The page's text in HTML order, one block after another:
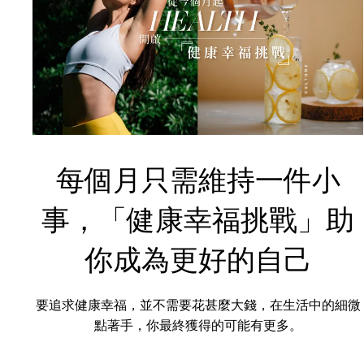
每個月只需維持一件小
事，「健康幸福挑戰」助
你成為更好的自己
要追求健康幸福，並不需要花甚麼大錢，在生活中的細微
點著手，你最終獲得的可能有更多。